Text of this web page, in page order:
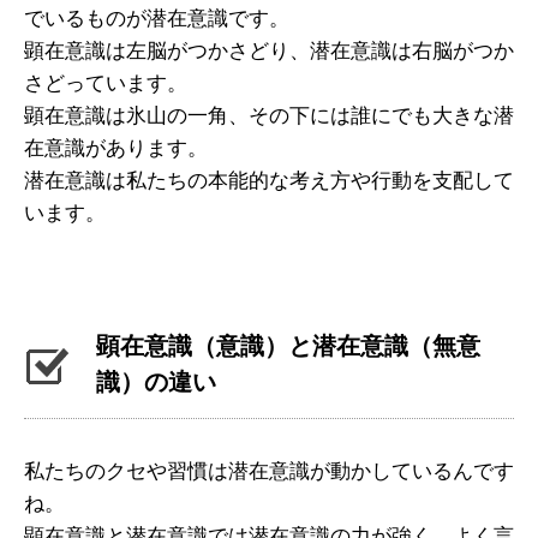
でいるものが潜在意識です。
顕在意識は左脳がつかさどり、潜在意識は右脳がつか
さどっています。
顕在意識は氷山の一角、その下には誰にでも大きな潜
在意識があります。
潜在意識は私たちの本能的な考え方や行動を支配して
います。
顕在意識（意識）と潜在意識（無意
識）の違い
私たちのクセや習慣は潜在意識が動かしているんです
ね。